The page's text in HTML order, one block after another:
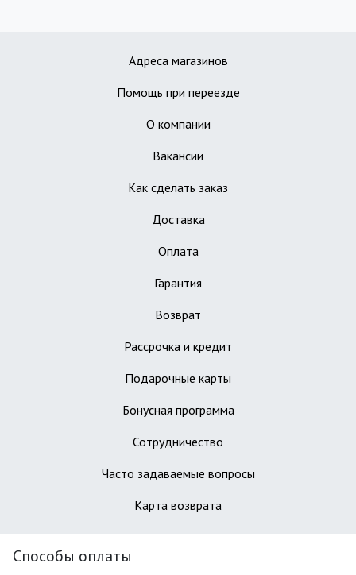
Адреса магазинов
Помощь при переезде
О компании
Вакансии
Как сделать заказ
Доставка
Оплата
Гарантия
Возврат
Рассрочка и кредит
Подарочные карты
Бонусная программа
Сотрудничество
Часто задаваемые вопросы
Карта возврата
Способы оплаты